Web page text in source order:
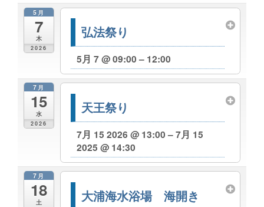
5月
7
木
2026
弘法祭り
5月 7 @ 09:00 – 12:00
7月
15
水
2026
天王祭り
7月 15 2026 @ 13:00 – 7月 15
2025 @ 14:30
7月
18
土 大浦海水浴場 海開き